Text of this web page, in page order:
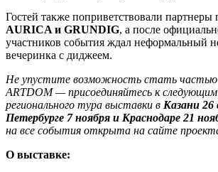
Гостей также поприветствовали партнеры
AURICA и GRUNDIG, а после
участников события ждал неформальный
вечеринка с диджеем.
Не упустите возможность стать
ARTDOM — присоединяйтесь к
регионального тура выставки в Казани
Петербурге 7 ноября и Краснодаре 21
на все события открыта на сайте
О выставке: